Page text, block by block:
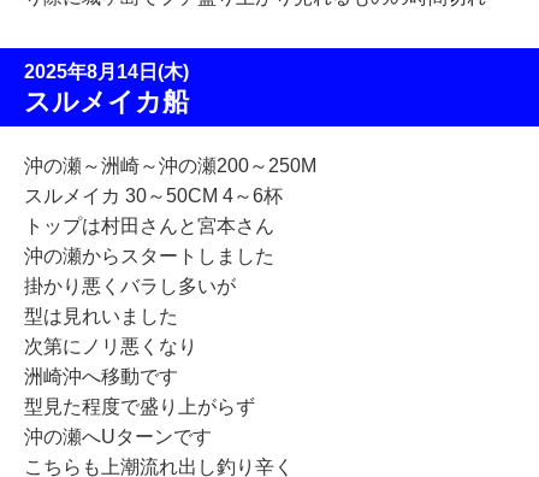
2025年8月14日(木)
スルメイカ船
沖の瀬～洲崎～沖の瀬200～250M
スルメイカ 30～50CM 4～6杯
トップは村田さんと宮本さん
沖の瀬からスタートしました
掛かり悪くバラし多いが
型は見れいました
次第にノリ悪くなり
洲崎沖へ移動です
型見た程度で盛り上がらず
沖の瀬へUターンです
こちらも上潮流れ出し釣り辛く